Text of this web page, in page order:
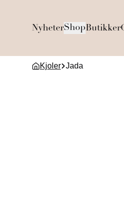
NyheterShopButikker
Kjoler Jada